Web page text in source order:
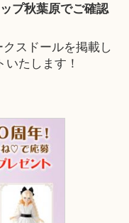
プ秋葉原でご確認
スドールを掲載し
たします！